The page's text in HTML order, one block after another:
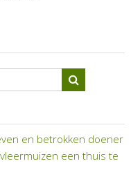
en betrokken doener
een thuis te